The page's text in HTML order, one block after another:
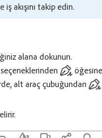
akışını takip edin.
alana dokunun.
alt araç çubuğundan